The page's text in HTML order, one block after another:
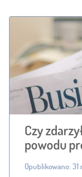
Czy
powodu
Opublikowano: 31